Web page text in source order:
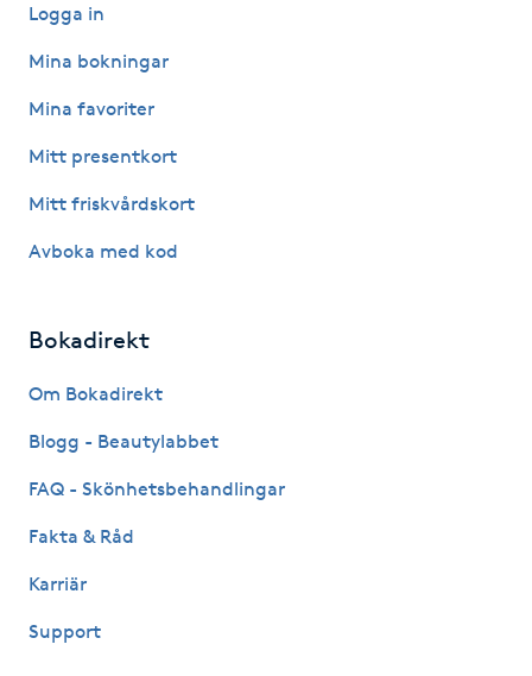
Keratinbehandling
Kinesisk medicin
Klippning
Klippning ungdom
Koppningsmassage
Logga in
Mina bokningar
Mina favoriter
Mitt presentkort
Mitt friskvårdskort
Avboka med kod
Bokadirekt
Om Bokadirekt
Blogg - Beautylabbet
FAQ - Skönhetsbehandlingar
Fakta & Råd
Karriär
Support